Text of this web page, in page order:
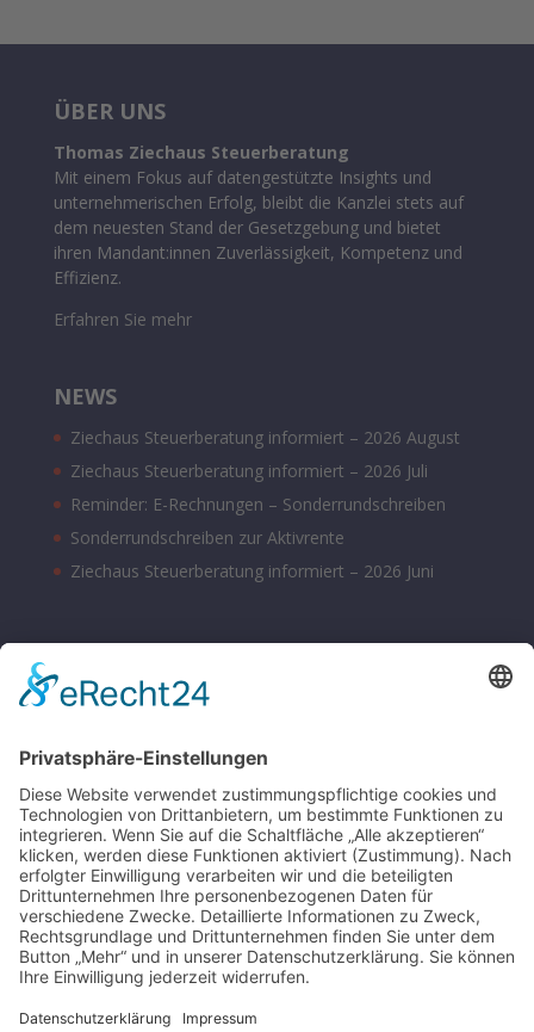
ÜBER UNS
Thomas Ziechaus Steuerberatung
Mit einem Fokus auf datengestützte Insights und
unternehmerischen Erfolg, bleibt die Kanzlei stets auf
dem neuesten Stand der Gesetzgebung und bietet
ihren Mandant:innen Zuverlässigkeit, Kompetenz und
Effizienz.
Erfahren Sie mehr
NEWS
Ziechaus Steuerberatung informiert – 2026 August
Ziechaus Steuerberatung informiert – 2026 Juli
Reminder: E-Rechnungen – Sonderrundschreiben
Sonderrundschreiben zur Aktivrente
Ziechaus Steuerberatung informiert – 2026 Juni
Montag – Donnerstag 08:00 – 17:00 Uhr
Samstag nach Vereinbarung
Parkplätze sind hinter dem Bürohaus vorhanden.
SONSTIGE
Kontakt
Schlagworte-Übersicht
Impressum
Datenschutz